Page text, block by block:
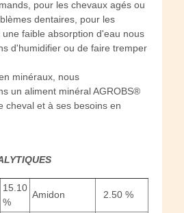
pour les chevaux agés ou
dentaires, pour les
une faible absorption d'eau nous
d'humidifier ou de faire tremper
minéraux, nous
un aliment minéral AGROBS®
cheval et à ses besoins en
15.10
%
Amidon 2.50 %